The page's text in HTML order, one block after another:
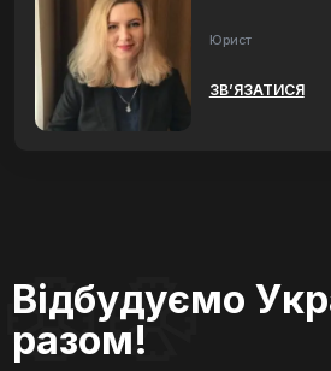
Юрист
ЗВ’ЯЗАТИСЯ
Відбудуємо
разом!